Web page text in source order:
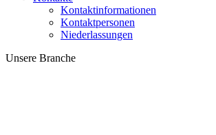
Kontaktinformationen
Kontaktpersonen
Niederlassungen
Unsere Branche